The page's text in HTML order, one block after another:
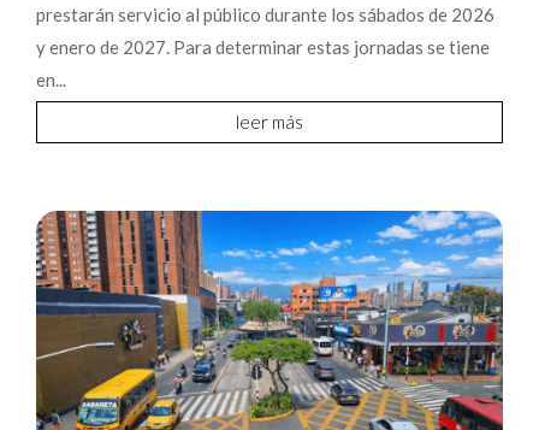
prestarán servicio al público durante los sábados de 2026
y enero de 2027. Para determinar estas jornadas se tiene
en...
leer más